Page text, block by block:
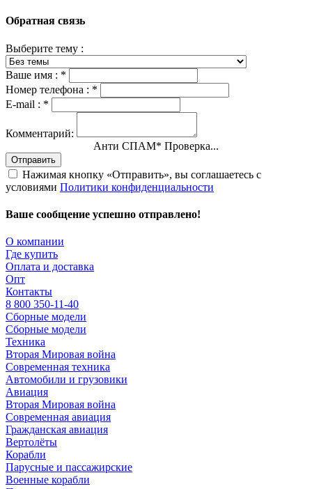
Обратная связь
Выберите тему :
Ваше имя : *
Номер телефона : *
E-mail : *
Комментарий:
Анти СПАМ* Проверка...
Отправить
Нажимая кнопку «Отправить», вы соглашаетесь с
условиями Политики конфиденциальности
Ваше сообщение успешно отправлено!
О компании
Где купить
Оплата и доставка
Опт
Контакты
8 800 350-11-40
Сборные модели
Сборные модели
Техника
Вторая Мировая война
Современная техника
Автомобили и грузовики
Авиация
Вторая Мировая война
Современная авиация
Гражданская авиация
Вертолёты
Корабли
Парусные и пассажирские
Военные корабли